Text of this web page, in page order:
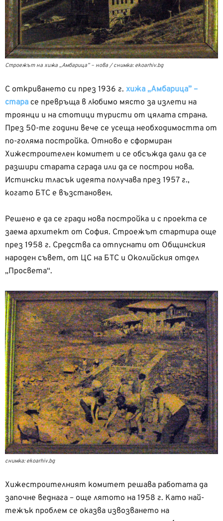
Строежът на хижа „Амбарица” – нова / снимка: ekoarhiv.bg
С откриването си през 1936 г. хижа „Амбарица” –
стара се превръща в любимо място за излети на
троянци и на стотици туристи от цялата страна.
През 50-те години вече се усеща необходимостта от
по-голяма постройка. Отново е сформиран
Хижестроителен комитет и се обсъжда дали да се
разшири старата сграда или да се построи нова.
Истински тласък идеята получава през 1957 г.,
когато БТС е възстановен.
Решено е да се гради нова постройка и с проекта се
заема архитект от София. Строежът стартира още
през 1958 г. Средства са отпуснати от Общинския
народен съвет, от ЦС на БТС и Околийския отдел
„Просвета“.
снимка: ekoarhiv.bg
Хижестроителният комитет решава работата да
започне веднага – още лятото на 1958 г. Като най-
тежък проблем се оказва извозването на